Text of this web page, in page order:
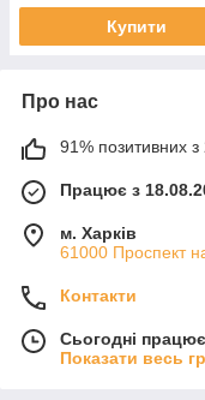
Купити
Про нас
91% позитивних з
Працює з
м. Харків
61000 Проспект
Контакти
Сьогодні
Показати весь